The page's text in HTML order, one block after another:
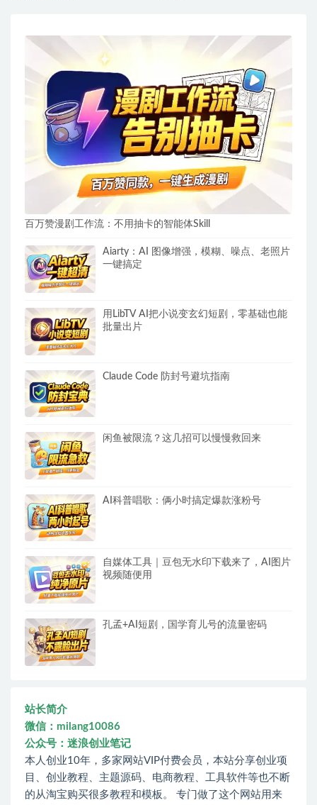
百万赞漫剧工作流：不用抽卡的智能体Skill
Aiarty：AI 图像增强，模糊、噪点、老照片
一键搞定
用LibTV AI把小说变玄幻短剧，零基础也能
批量出片
Claude Code 防封号避坑指南
闲鱼被限流？这几招可以慢慢救回来
AI科普唱歌：俩小时搞定爆款涨粉号
自媒体工具｜豆包无水印下载来了，AI图片
视频随便用
孔孟+AI短剧，国学育儿号的流量密码
站长简介
微信：milang10086
公众号：迷浪创业笔记
本人创业10年，多家网站VIP付费会员，本站分享创业项
目、创业教程、主题源码、电商教程、工具软件等也不断
的从淘宝购买很多教程和模板。 专门做了这个网站用来